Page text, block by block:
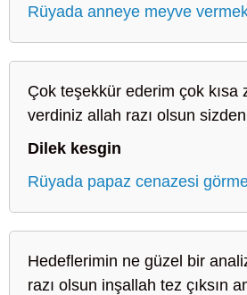
Rüyada anneye meyve
Çok teşekkür ederim çok kısa
verdiniz allah razı olsun sizden
Dilek kesgin
Rüyada papaz cenazesi
Hedeflerimin ne güzel bir
razı olsun inşallah tez çıksın